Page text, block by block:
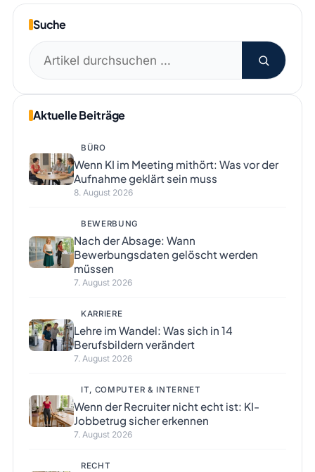
Suche
Suchen
nach:
Aktuelle Beiträge
BÜRO
Wenn KI im Meeting mithört: Was vor der
Aufnahme geklärt sein muss
8. August 2026
BEWERBUNG
Nach der Absage: Wann
Bewerbungsdaten gelöscht werden
müssen
7. August 2026
KARRIERE
Lehre im Wandel: Was sich in 14
Berufsbildern verändert
7. August 2026
IT, COMPUTER & INTERNET
Wenn der Recruiter nicht echt ist: KI-
Jobbetrug sicher erkennen
7. August 2026
RECHT